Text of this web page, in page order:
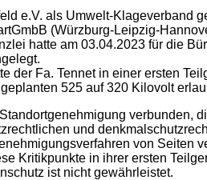
e.V. als Umwelt-Kla­ge­ver­band
(Würz­burg-Leip­zig-
hat­te am 03.04.2023 für die
der Fa. Ten­net in einer ers­ten
525 auf 320 Kilo­volt
ver­bun­den,
und
von Sei­ten
Kri­tik­punk­te in ihrer ers­ten
ist nicht gewährleistet.